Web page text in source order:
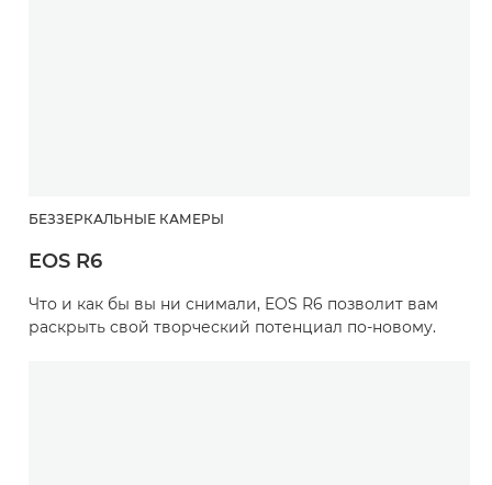
БЕЗЗЕРКАЛЬНЫЕ КАМЕРЫ
EOS R6
Что и как бы вы ни снимали, EOS R6 позволит вам
раскрыть свой творческий потенциал по-новому.